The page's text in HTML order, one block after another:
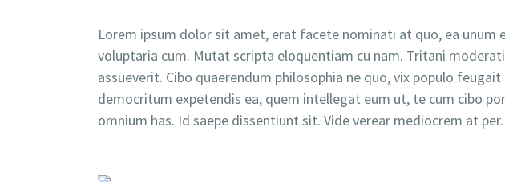
Lorem ipsum dolor sit amet, erat facete nominati at quo, ea unum
voluptaria cum. Mutat scripta eloquentiam cu nam. Tritani
assueverit. Cibo quaerendum philosophia ne quo, vix populo
democritum expetendis ea, quem intellegat eum ut, te cum cibo
omnium has. Id saepe dissentiunt sit. Vide verear mediocrem at per.